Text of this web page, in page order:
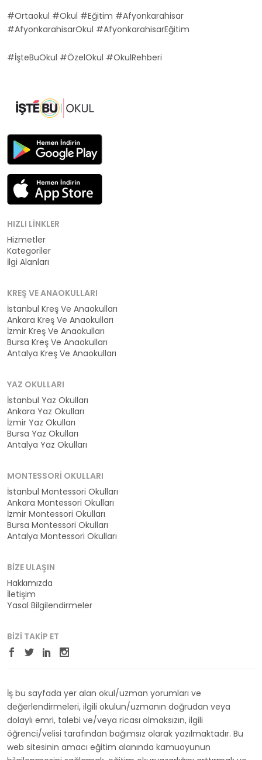
#Ortaokul #Okul #Eğitim #Afyonkarahisar
#AfyonkarahisarOkul #AfyonkarahisarEğitim
#İşteBuOkul #ÖzelOkul #OkulRehberi
HIZLI LINKLER
Hizmetler
Kategoriler
İlgi Alanları
KREŞ VE ANAOKULLARI
İstanbul Kreş Ve Anaokulları
Ankara Kreş Ve Anaokulları
İzmir Kreş Ve Anaokulları
Bursa Kreş Ve Anaokulları
Antalya Kreş Ve Anaokulları
YAZ OKULLARI
İstanbul Yaz Okulları
Ankara Yaz Okulları
İzmir Yaz Okulları
Bursa Yaz Okulları
Antalya Yaz Okulları
MONTESSORI OKULLARI
İstanbul Montessori Okulları
Ankara Montessori Okulları
İzmir Montessori Okulları
Bursa Montessori Okulları
Antalya Montessori Okulları
BIZE ULAŞIN
Hakkımızda
İletişim
Yasal Bilgilendirmeler
BIZI TAKIP ET
İş bu sayfada yer alan okul/uzman yorumları ve
değerlendirmeleri, ilgili okulun/uzmanın doğrudan veya
dolaylı emri, talebi ve/veya ricası olmaksızın, ilgili
öğrenci/velisi tarafından bağımsız olarak yazılmaktadır. Bu
web sitesinin amacı eğitim alanında kamuoyunun